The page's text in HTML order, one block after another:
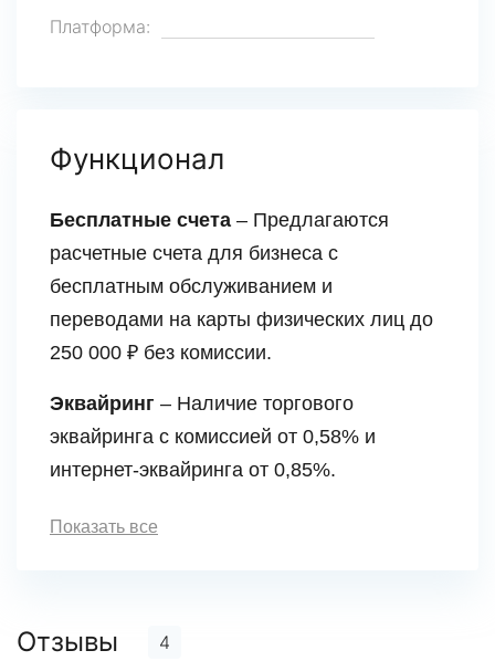
Платформа:
Функционал
Бесплатные счета – Предлагаются
расчетные счета для бизнеса с
бесплатным обслуживанием и
переводами на карты физических лиц до
250 000 ₽ без комиссии.
Эквайринг – Наличие торгового
эквайринга с комиссией от 0,58% и
интернет-эквайринга от 0,85%.
Показать все
Отзывы 4